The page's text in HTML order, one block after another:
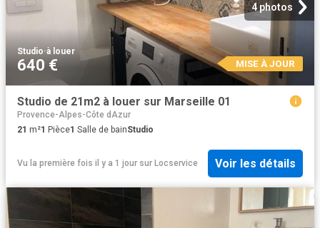
4 photos
Studio·à louer
640 € MISE À JOUR
Studio de 21m2 à louer sur Marseille 01
Provence-Alpes-Côte dAzur
21 m²1 Pièce1 Salle de bainStudio
Vu la première fois il y a 1 jour sur Locservice Voir les détails